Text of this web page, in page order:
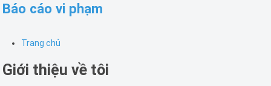
Báo cáo vi phạm
Trang chủ
Giới thiệu về tôi